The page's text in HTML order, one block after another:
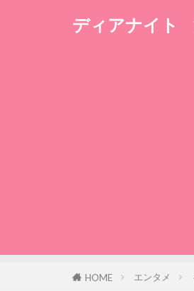
ディアナイト
HOME エンタメ